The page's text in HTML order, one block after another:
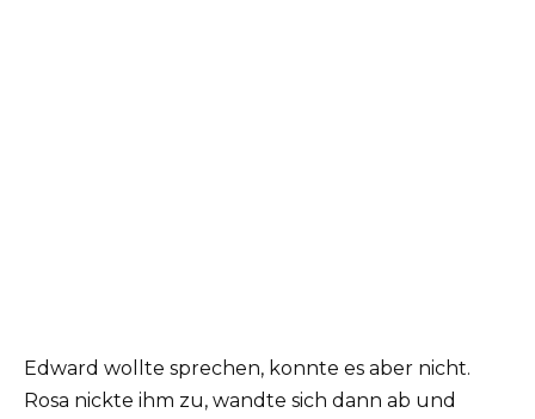
Edward wollte sprechen, konnte es aber nicht.
Rosa nickte ihm zu, wandte sich dann ab und